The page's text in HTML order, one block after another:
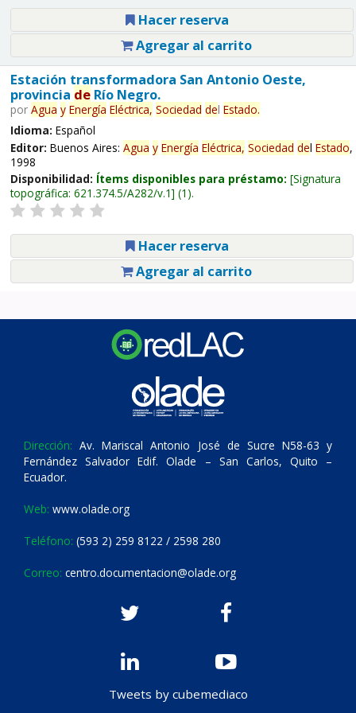
Hacer reserva
Agregar al carrito
Estación transformadora San Antonio Oeste,
provincia deRío Negro.
por Agua y Energía Eléctrica, Sociedad del Estado.
Idioma: Español
Editor: Buenos Aires: Agua y Energía Eléctrica, Sociedad del Estado,
1998
Disponibilidad: Ítems disponibles para préstamo: Signatura
topográfica: 621.374.5/A282/v.1 (1).
Hacer reserva
Agregar al carrito
Dirección: Av. Mariscal Antonio José de Sucre N58-63 y
Fernández Salvador Edif. Olade – San Carlos, Quito –
Ecuador.
Web: www.olade.org
Teléfono: (593 2) 259 8122 / 2598 280
Correo: centro.documentacion@olade.org
Tweets by cubemediaco